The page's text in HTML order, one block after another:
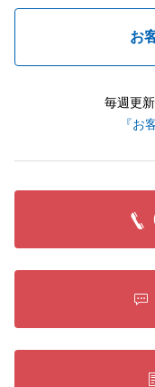
お
毎週更
『お